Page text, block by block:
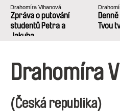
Drahomíra Vihanová
Zpráva o putování
studentů Petra a
Jakuba
Tvou
Drahomíra
(Česká republika)